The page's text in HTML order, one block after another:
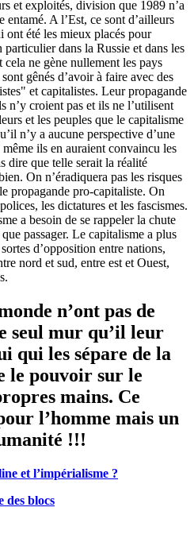
et exploités, division que 1989 n’a
A l’Est, ce sont d’ailleurs
ont été les mieux placés pour
dans la Russie et dans les
ne gène nullement les pays
gênés d’avoir à faire avec des
et capitalistes. Leur propagande
n’y croient pas et ils ne l’utilisent
et les peuples que le capitalisme
n’y a aucune perspective d’une
ils en auraient convaincu les
dire que telle serait la réalité
On n’éradiquera pas les risques
propagande pro-capitaliste. On
les dictatures et les fascismes.
a besoin de se rappeler la chute
passager. Le capitalisme a plus
d’opposition entre nations,
nord et sud, entre est et Ouest,
n’ont pas de
seul mur qu’il leur
qui les sépare de la
le pouvoir sur le
mains. Ce
l’homme mais un
!!!
et l’impérialisme ?
des blocs